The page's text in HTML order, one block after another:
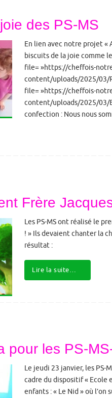
des PS-MS
En lien avec notre projet «
biscuits de la joie comme
file= »https://cheffois-
content/uploads/2025/03/
file= »https://cheffois-
content/uploads/2025/03/
confection : Nous nous
Frère
Les PS-MS ont réalisé le
! » Ils devaient chanter la
résultat :
Lire la suite…
pour les PS-
Le jeudi 23 janvier, les PS-
cadre du dispositif « Ecole
enfants : « Le Nid » où l’on